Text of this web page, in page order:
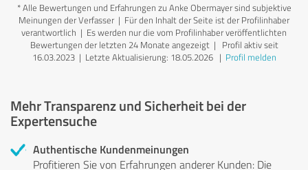
*Alle Bewertungen und Erfahrungen zu Anke Obermayer sind subjektive
Meinungen der Verfasser | Für den Inhalt der Seite ist der Profilinhaber
verantwortlich | Es werden nur die vom Profilinhaber veröffentlichten
Bewertungen der letzten 24 Monate angezeigt | Profil aktiv seit
16.03.2023 | Letzte Aktualisierung: 18.05.2026| Profil melden
Mehr Transparenz und Sicherheit bei der
Expertensuche
Authentische Kundenmeinungen
Profitieren Sie von Erfahrungen anderer Kunden: Die